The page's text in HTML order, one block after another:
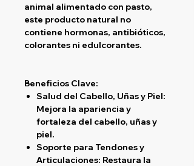
animal alimentado con pasto,
este producto natural no
contiene hormonas, antibióticos,
colorantes ni edulcorantes.
Beneficios Clave:
Salud del Cabello, Uñas y Piel:
Mejora la apariencia y
fortaleza del cabello, uñas y
piel.
Soporte para Tendones y
Articulaciones: Restaura la